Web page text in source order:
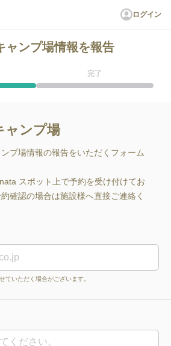
ログイン
ャンプ場情報を報告
完了
ャンプ場
プ場情報の報告をいただくフォーム
スポット上で予約を受け付けてお
確認の場合は施設様へ直接ご連絡く
いただく場合がございます。